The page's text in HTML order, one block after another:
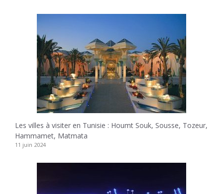
Les villes à visiter en Tunisie : Houmt Souk, Sousse, Tozeur,
Hammamet, Matmata
11 juin 2024